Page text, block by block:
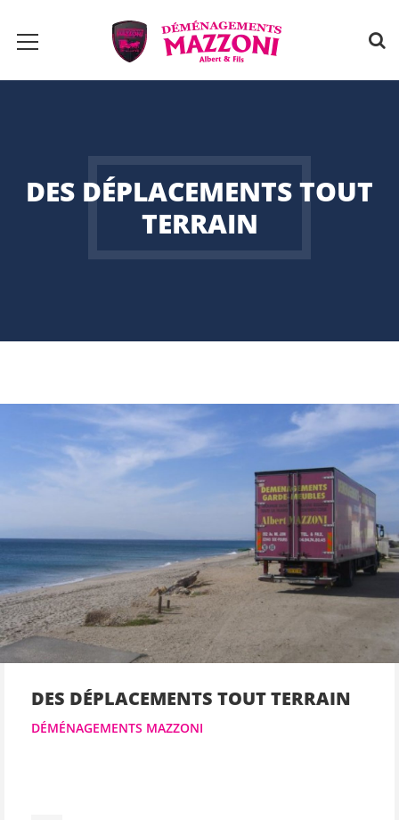
DES DÉPLACEMENTS TOUT
TERRAIN
DES DÉPLACEMENTS TOUT TERRAIN
DÉMÉNAGEMENTS MAZZONI